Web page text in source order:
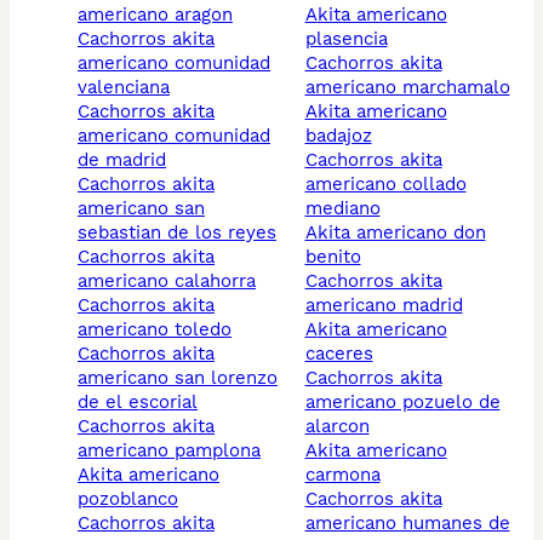
americano aragon
cachorros akita
americano comunidad
valenciana
cachorros akita
americano comunidad
de madrid
cachorros akita
americano san
sebastian de los reyes
cachorros akita
americano calahorra
cachorros akita
americano toledo
cachorros akita
americano san lorenzo
de el escorial
cachorros akita
americano pamplona
akita americano
pozoblanco
cachorros akita
akita americano
plasencia
cachorros akita
americano marchamalo
akita americano
badajoz
cachorros akita
americano collado
mediano
akita americano don
benito
cachorros akita
americano madrid
akita americano
caceres
cachorros akita
americano pozuelo de
alarcon
akita americano
carmona
cachorros akita
americano humanes de